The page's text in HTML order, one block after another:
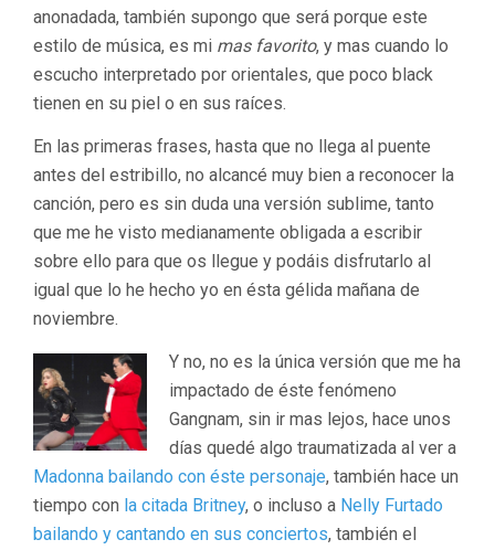
anonadada, también supongo que será porque este
estilo de música, es mi mas favorito, y mas cuando lo
escucho interpretado por orientales, que poco black
tienen en su piel o en sus raíces.
En las primeras frases, hasta que no llega al puente
antes del estribillo, no alcancé muy bien a reconocer la
canción, pero es sin duda una versión sublime, tanto
que me he visto medianamente obligada a escribir
sobre ello para que os llegue y podáis disfrutarlo al
igual que lo he hecho yo en ésta gélida mañana de
noviembre.
Y no, no es la única versión que me ha
impactado de éste fenómeno
Gangnam, sin ir mas lejos, hace unos
días quedé algo traumatizada al ver a
Madonna bailando con éste personaje, también hace un
tiempo con la citada Britney, o incluso a Nelly Furtado
bailando y cantando en sus conciertos, también el